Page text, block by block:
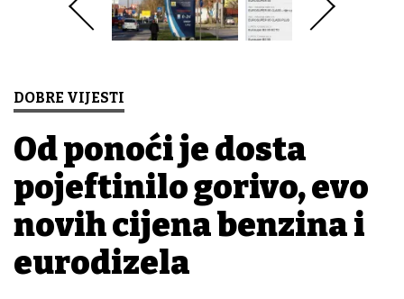
DOBRE VIJESTI
Od ponoći je dosta
pojeftinilo gorivo, evo
novih cijena benzina i
eurodizela